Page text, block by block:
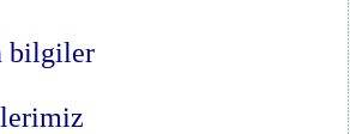
bilgiler